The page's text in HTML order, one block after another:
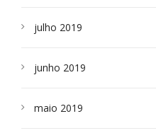
julho 2019
junho 2019
maio 2019